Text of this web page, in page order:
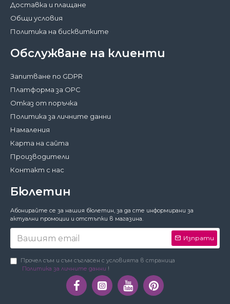
За да работи този сайт както трябва,
понякога запазваме на вашето устройство
малки файлове с данни, наричани
данни! Подробности
Предпочитания Приемам
Доставка и плащане
Общи условия
Политика на бисквитките
Обслужване на клиенти
Запитване по GDPR
Платформа за ОРС
Отказ от поръчка
Политика за личните данни
Намаления
Карта на сайта
Производители
Контакт с нас
Бюлетин
Абонирайте се за нашия бюлетин, за да сте информирани за
актуални промоции и отстъпки в магазина.
Изпрати
Прочел съм и съм съгласен с условията в страница
Политика за личните данни !